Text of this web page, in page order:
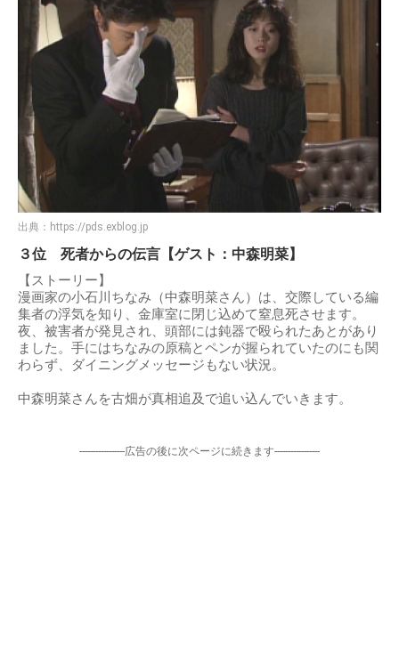
出典： https://pds.exblog.jp
３位 死者からの伝言【ゲスト：中森明菜】
【ストーリー】
漫画家の小石川ちなみ（中森明菜さん）は、交際している編
集者の浮気を知り、金庫室に閉じ込めて窒息死させます。
夜、被害者が発見され、頭部には鈍器で殴られたあとがあり
ました。手にはちなみの原稿とペンが握られていたのにも関
わらず、ダイニングメッセージもない状況。
中森明菜さんを古畑が真相追及で追い込んでいきます。
-----------------広告の後に次ページに続きます-----------------